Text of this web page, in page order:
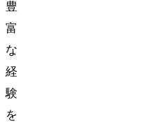
豊
富
な
経
験
を